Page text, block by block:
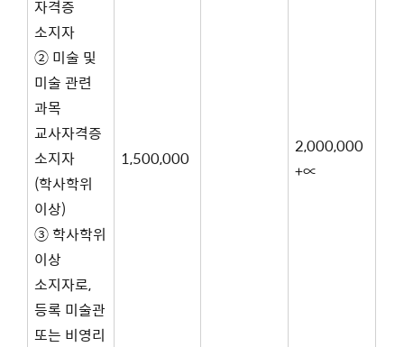
자격증
소지자
② 미술 및
미술 관련
과목
교사자격증
소지자
(학사학위
이상)
③ 학사학위
이상
소지자로,
등록 미술관
또는 비영리
1,500,000
2,000,000
+∝